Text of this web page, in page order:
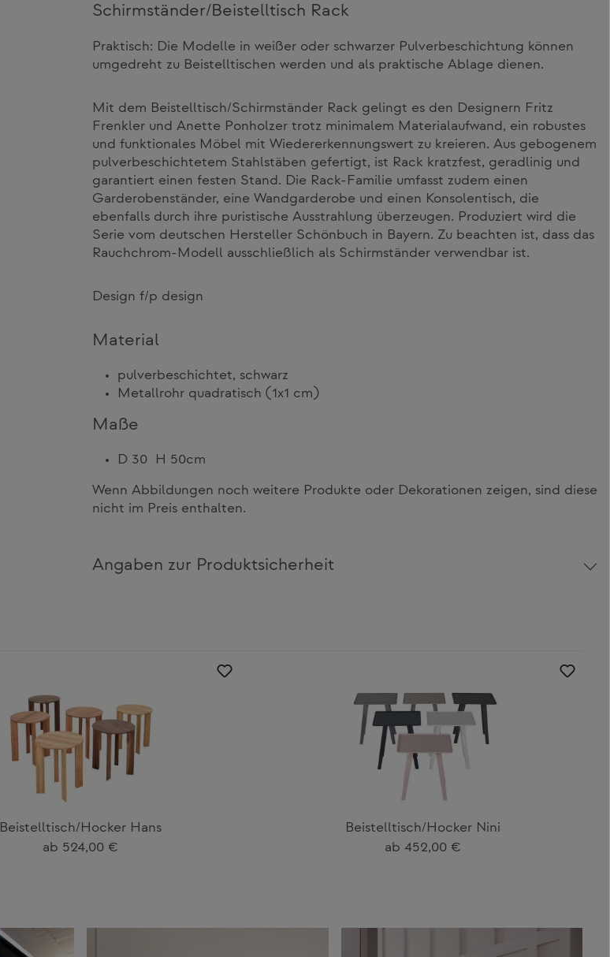
Schirmständer/Beistelltisch Rack
Praktisch: Die Modelle in weißer oder schwarzer Pulverbeschichtung können
umgedreht zu Beistelltischen werden und als praktische Ablage dienen.
Mit dem Beistelltisch/Schirmständer Rack gelingt es den Designern Fritz
Frenkler und Anette Ponholzer trotz minimalem Materialaufwand, ein robustes
und funktionales Möbel mit Wiedererkennungswert zu kreieren. Aus gebogenem
pulverbeschichtetem Stahlstäben gefertigt, ist Rack kratzfest, geradlinig und
garantiert einen festen Stand. Die Rack-Familie umfasst zudem einen
Garderobenständer, eine Wandgarderobe und einen Konsolentisch, die
ebenfalls durch ihre puristische Ausstrahlung überzeugen. Produziert wird die
Serie vom deutschen Hersteller Schönbuch in Bayern. Zu beachten ist, dass das
Rauchchrom-Modell ausschließlich als Schirmständer verwendbar ist.
Design f/p design
Material
pulverbeschichtet, schwarz
Metallrohr quadratisch (1x1 cm)
Maße
D 30 H 50cm
Wenn Abbildungen noch weitere Produkte oder Dekorationen zeigen, sind diese
nicht im Preis enthalten.
Angaben zur Produktsicherheit
Beistelltisch/Hocker Hans
Regulärer Preis:
ab 524,00 €
Beistelltisch/Hocker Nini
Regulärer Preis:
ab 452,00 €